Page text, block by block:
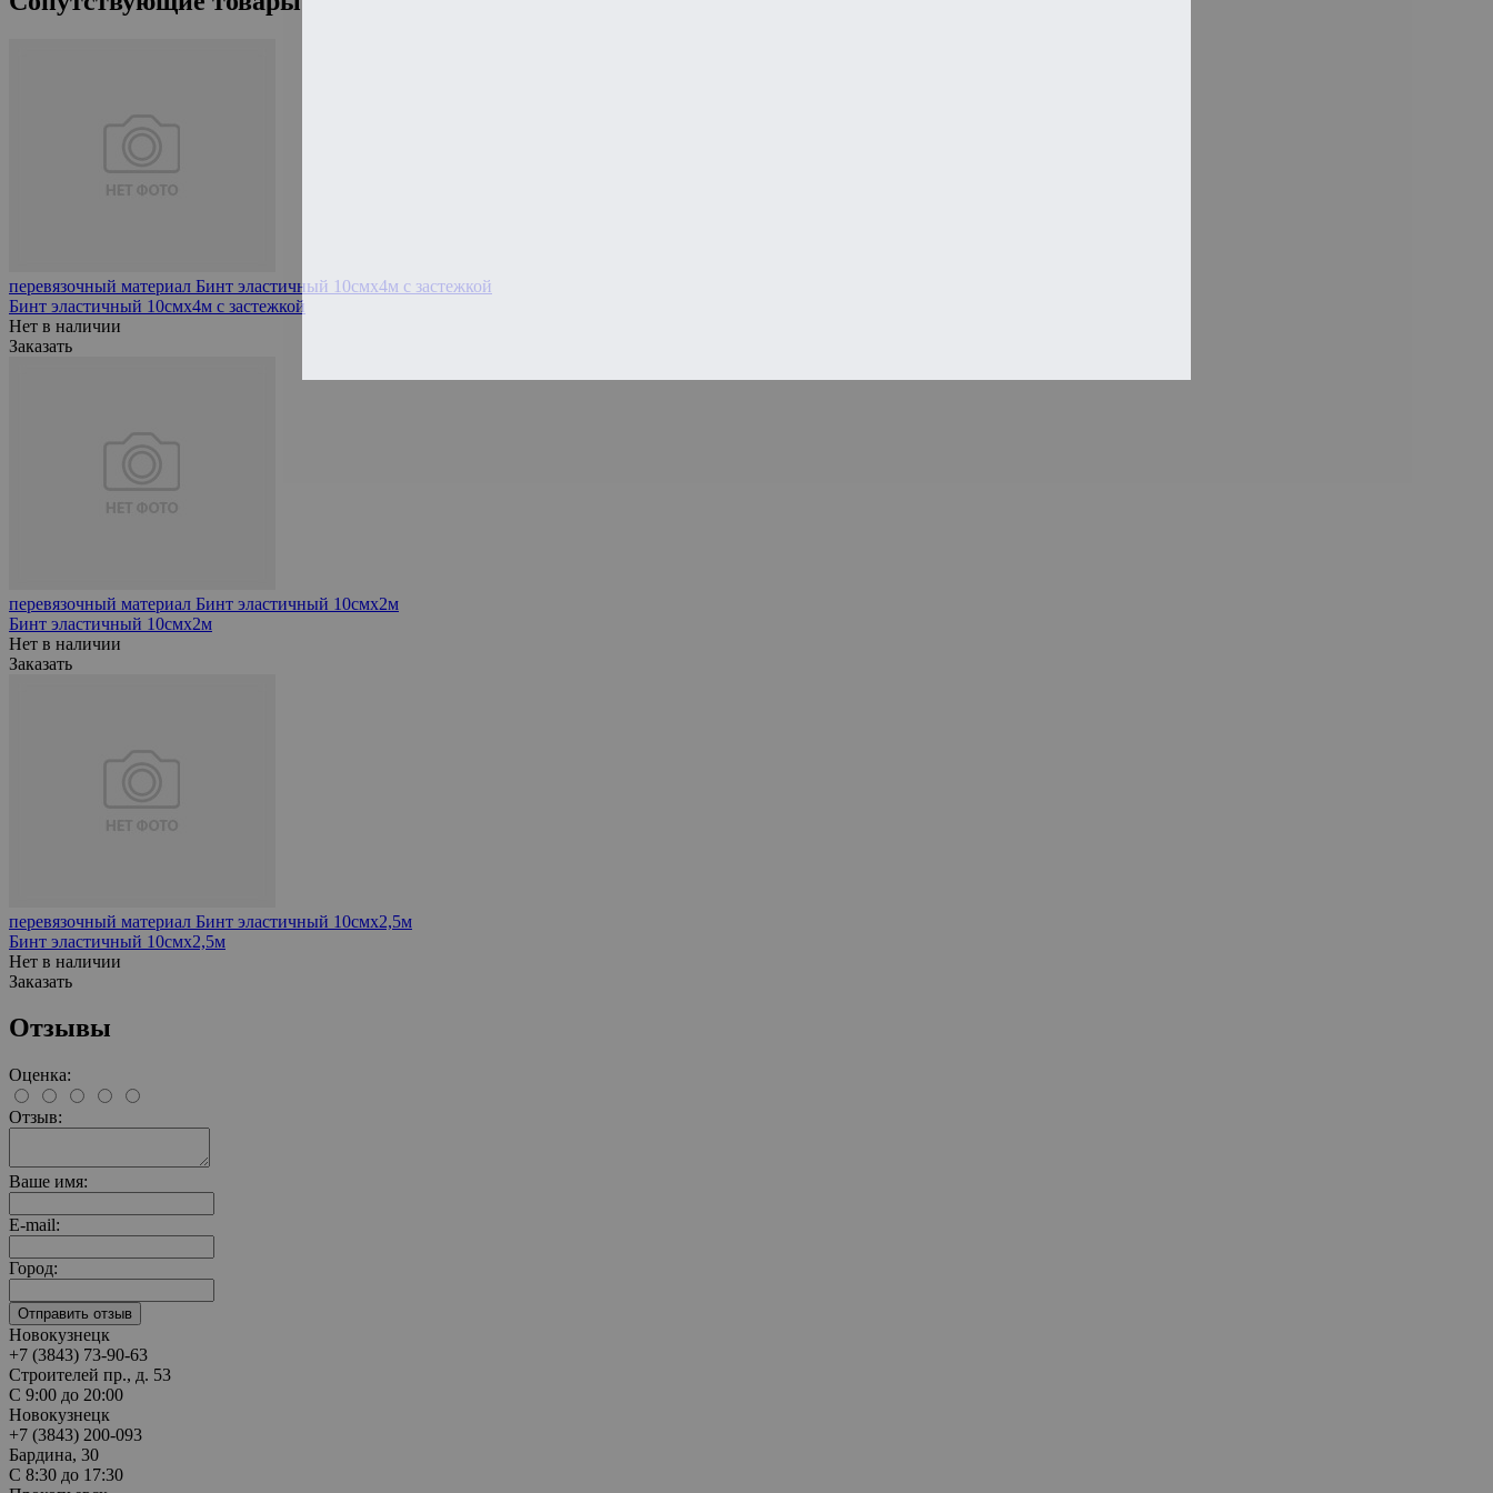
перевязочный материал Бинт эластичный 10смх4м с застежкой
Бинт эластичный 10смх4м с застежкой
Нет в наличии
Заказать
перевязочный материал Бинт эластичный 10смх2м
Бинт эластичный 10смх2м
Нет в наличии
Заказать
перевязочный материал Бинт эластичный 10смх2,5м
Бинт эластичный 10смх2,5м
Нет в наличии
Заказать
Отзывы
Оценка:
Отзыв:
Ваше имя:
E-mail:
Город:
Новокузнецк
+7 (3843) 73-90-63
Строителей пр., д. 53
С 9:00 до 20:00
Новокузнецк
+7 (3843) 200-093
Бардина, 30
С 8:30 до 17:30